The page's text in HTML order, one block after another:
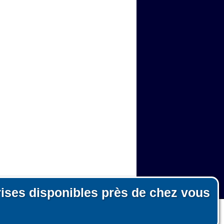
disponibles près de chez vous
fonctionnement du site et les mesures d'audience pour l'éditeur.
ni pour des tiers.